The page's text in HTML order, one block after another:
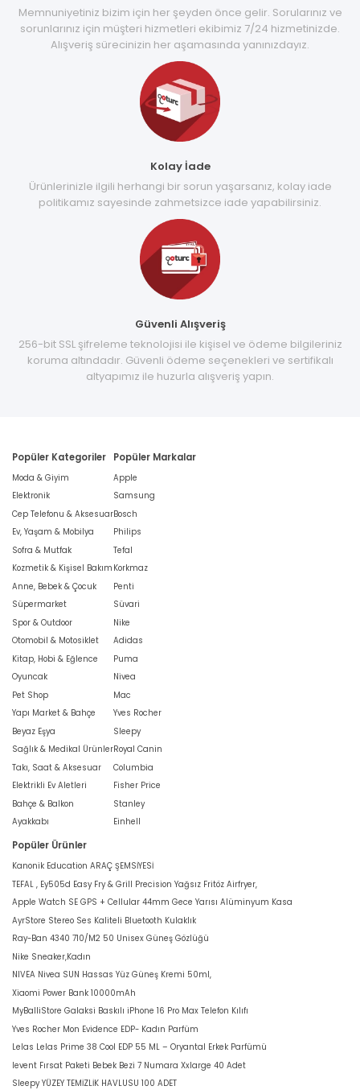
Memnuniyetiniz bizim için her şeyden önce gelir. Sorularınız ve
sorunlarınız için müşteri hizmetleri ekibimiz 7/24 hizmetinizde.
Alışveriş sürecinizin her aşamasında yanınızdayız.
Kolay İade
Ürünlerinizle ilgili herhangi bir sorun yaşarsanız, kolay iade
politikamız sayesinde zahmetsizce iade yapabilirsiniz.
Güvenli Alışveriş
256-bit SSL şifreleme teknolojisi ile kişisel ve ödeme bilgileriniz
koruma altındadır. Güvenli ödeme seçenekleri ve sertifikalı
altyapımız ile huzurla alışveriş yapın.
Popüler Kategoriler
Moda & Giyim
Elektronik
Cep Telefonu & Aksesuar
Ev, Yaşam & Mobilya
Sofra & Mutfak
Kozmetik & Kişisel Bakım
Anne, Bebek & Çocuk
Süpermarket
Spor & Outdoor
Otomobil & Motosiklet
Kitap, Hobi & Eğlence
Oyuncak
Pet Shop
Yapı Market & Bahçe
Beyaz Eşya
Sağlık & Medikal Ürünler
Takı, Saat & Aksesuar
Elektrikli Ev Aletleri
Bahçe & Balkon
Ayakkabı
Popüler Markalar
Apple
Samsung
Bosch
Philips
Tefal
Korkmaz
Penti
Süvari
Nike
Adidas
Puma
Nivea
Mac
Yves Rocher
Sleepy
Royal Canin
Columbia
Fisher Price
Stanley
Einhell
Popüler Ürünler
Kanonik Education ARAÇ ŞEMSİYESİ
TEFAL , Ey505d Easy Fry & Grill Precision Yağsız Fritöz Airfryer,
Apple Watch SE GPS + Cellular 44mm Gece Yarısı Alüminyum Kasa
AyrStore Stereo Ses Kaliteli Bluetooth Kulaklık
Ray-Ban 4340 710/M2 50 Unisex Güneş Gözlüğü
Nike Sneaker,Kadın
NIVEA Nivea SUN Hassas Yüz Güneş Kremi 50ml,
Xiaomi Power Bank 10000mAh
MyBalliStore Galaksi Baskılı iPhone 16 Pro Max Telefon Kılıfı
Yves Rocher Mon Evidence EDP- Kadın Parfüm
Lelas Lelas Prime 38 Cool EDP 55 ML – Oryantal Erkek Parfümü
levent Fırsat Paketi Bebek Bezi 7 Numara Xxlarge 40 Adet
Sleepy YÜZEY TEMİZLİK HAVLUSU 100 ADET